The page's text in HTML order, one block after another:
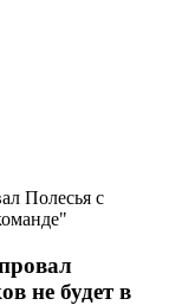
Полесья с
не будет в